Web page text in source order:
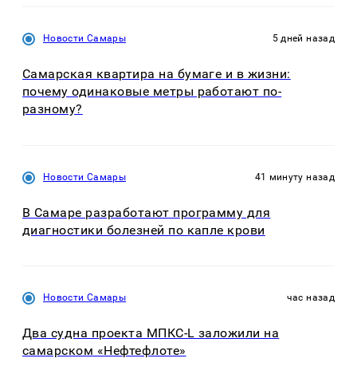
Новости Самары 5 дней назад
Самарская квартира на бумаге и в жизни:
почему одинаковые метры работают по-
разному?
Новости Самары 41 минуту назад
В Самаре разработают программу для
диагностики болезней по капле крови
Новости Самары час назад
Два судна проекта МПКС-L заложили на
самарском «Нефтефлоте»